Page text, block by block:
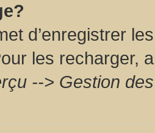
d’enregistrer
les recharger,
--> Gestion